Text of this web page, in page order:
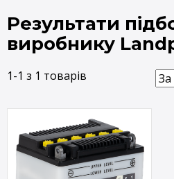
Результати
виробнику
1-1 з 1 товарів